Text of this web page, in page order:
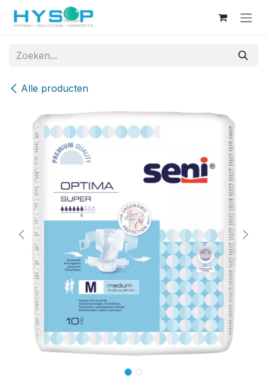
Overslaan naar inhoud
Alle producten